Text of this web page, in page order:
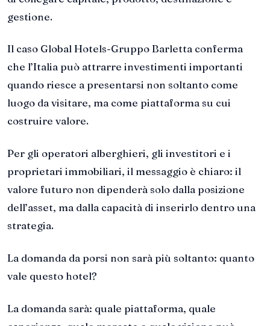
gestione.
Il caso Global Hotels-Gruppo Barletta conferma
che l’Italia può attrarre investimenti importanti
quando riesce a presentarsi non soltanto come
luogo da visitare, ma come piattaforma su cui
costruire valore.
Per gli operatori alberghieri, gli investitori e i
proprietari immobiliari, il messaggio è chiaro: il
valore futuro non dipenderà solo dalla posizione
dell’asset, ma dalla capacità di inserirlo dentro una
strategia.
La domanda da porsi non sarà più soltanto: quanto
vale questo hotel?
La domanda sarà: quale piattaforma, quale